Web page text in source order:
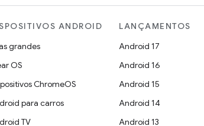
ANDROID
grandes
OS
ChromeOS
para carros
TV
LANÇAMENTOS
Android 17
Android 16
Android 15
Android 14
Android 13